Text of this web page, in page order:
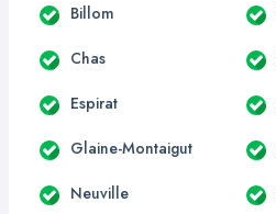
Billom
Chas
Espirat
Glaine-Montaigut
Neuville